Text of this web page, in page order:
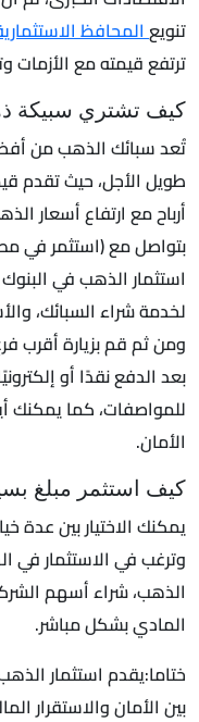
تنويعالمحافظ
ترتفع قيمته مع الأزمات
كيف تشتري سبيكة
تُعد سبائك الذهب من
طويل الأجل، حيث تقدم
أرباح مع ارتفاع أسعار
بتواصل مع (استثمر في
استثمار الذهب في
لخدمة شراء السبائك،
ومن ثم قم بزيارة أقرب
بعد الدفع نقدًا أو
للمواصفات، كما يمكنك
الأمان.
كيف استثمر مبلغ
يمكنك الاختيار بين عدة
وترغب في الاستثمار في
الذهب، شراء أسهم
المادي بشكل مباشر.
ختاما:يقدم استثمار
بين الأمان والاستقرار